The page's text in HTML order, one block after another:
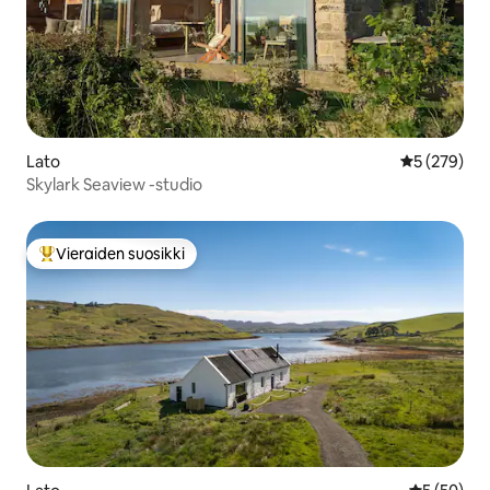
Lato
5 (279)
Skylark Seaview -studio
Vieraiden suosikkien parhaimmistoa
Vieraiden suosikki